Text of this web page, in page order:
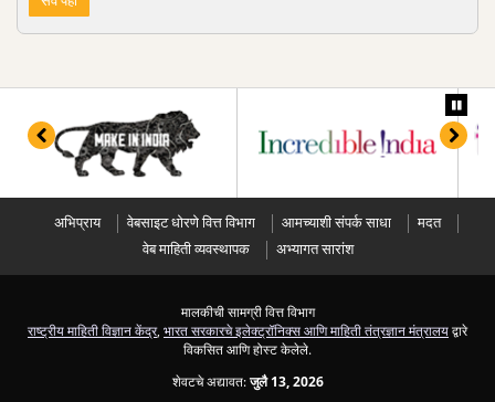
अभिप्राय वेबसाइट धोरणे वित्त विभाग आमच्याशी संपर्क साधा
मदत
वेब माहिती व्यवस्थापक
अभ्यागत सारांश
मालकीची सामग्री वित्त विभाग
राष्ट्रीय माहिती विज्ञान केंद्र, भारत सरकारचे इलेक्ट्रॉनिक्स आणि माहिती तंत्रज्ञान मंत्रालयद्वारे
विकसित आणि होस्ट केलेले.
शेवटचे अद्यावत:जुलै 13, 2026